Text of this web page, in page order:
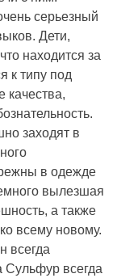
серьезный
Дети,
находится за
к типу под
качества,
заходят в
в одежде
вылезшая
а также
всему новому.
всегда
Сульфур всегда